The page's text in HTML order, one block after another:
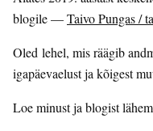
blogile —Taivo Pungas /
Oled lehel, mis räägib
igapäevaelust ja kõigest
Loe minust ja blogist